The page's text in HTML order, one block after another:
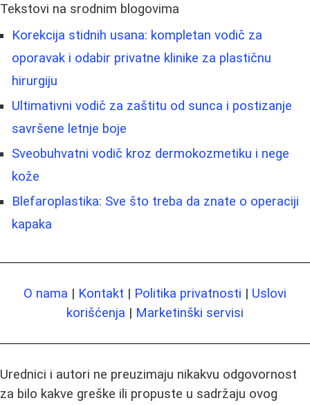
Tekstovi na srodnim blogovima
Korekcija stidnih usana: kompletan vodič za
oporavak i odabir privatne klinike za plastičnu
hirurgiju
Ultimativni vodič za zaštitu od sunca i postizanje
savršene letnje boje
Sveobuhvatni vodič kroz dermokozmetiku i nege
kože
Blefaroplastika: Sve što treba da znate o operaciji
kapaka
O nama | Kontakt | Politika privatnosti | Uslovi
korišćenja | Marketinški servisi
Urednici i autori ne preuzimaju nikakvu odgovornost
za bilo kakve greške ili propuste u sadržaju ovog